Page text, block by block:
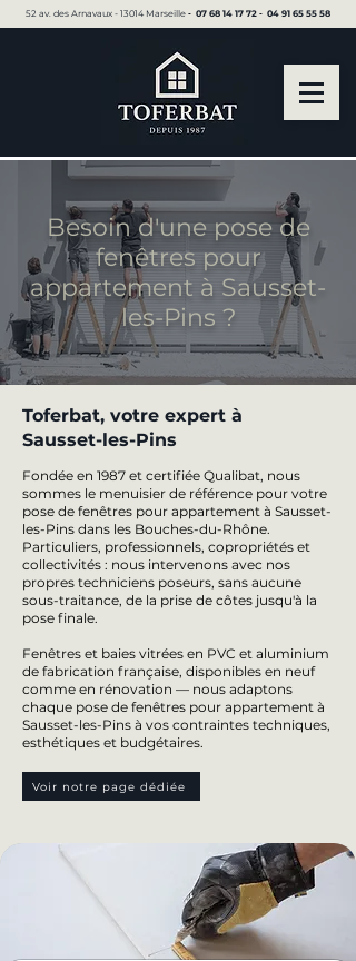
52 av. des Arnavaux - 13014 Marseille ▪︎ 07 68 14 17 72 ▪︎ 04 91 65 55 58
Besoin d'une pose de
fenêtres pour
appartement à Sausset-
les-Pins ?
Toferbat, votre expert à
Sausset-les-Pins
Fondée en 1987 et certifiée Qualibat, nous
sommes le menuisier de référence pour votre
pose de fenêtres pour appartement à Sausset-
les-Pins dans les Bouches-du-Rhône.
Particuliers, professionnels, copropriétés et
collectivités : nous intervenons avec nos
propres techniciens poseurs, sans aucune
sous-traitance, de la prise de côtes jusqu'à la
pose finale.
Fenêtres et baies vitrées en PVC et aluminium
de fabrication française, disponibles en neuf
comme en rénovation — nous adaptons
chaque pose de fenêtres pour appartement à
Sausset-les-Pins à vos contraintes techniques,
esthétiques et budgétaires.
Voir notre page dédiée